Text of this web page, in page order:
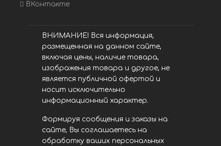
ВКонтакте
ВНИМАНИЕ! Вся информация,
размещенная на данном сайте,
включая цены, наличие товара,
изображения товара и другое, не
является публичной офертой и
носит исключительно
информационный характер.
Формируя сообщения и заказы на
сайте, Вы соглашаетесь на
обработку ваших персональных